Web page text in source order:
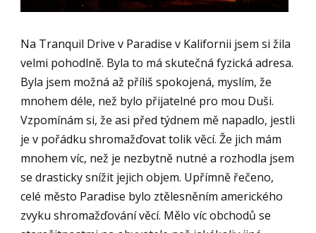
Na Tranquil Drive v Paradise v Kalifornii jsem si žila
velmi pohodlně. Byla to má skutečná fyzická adresa.
Byla jsem možná až příliš spokojená, myslím, že
mnohem déle, než bylo přijatelné pro mou Duši.
Vzpomínám si, že asi před týdnem mě napadlo, jestli
je v pořádku shromažďovat tolik věcí. Že jich mám
mnohem víc, než je nezbytně nutné a rozhodla jsem
se drasticky snížit jejich objem. Upřímně řečeno,
celé město Paradise bylo ztělesněním amerického
zvyku shromažďování věcí. Mělo víc obchodů se